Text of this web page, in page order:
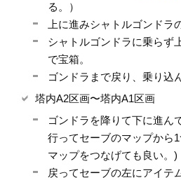
る。）
上に進みシャトルゴンドラ
シャトルゴンドラに乗らず
で宝箱。
ゴンドラまで戻り、乗り込
塔内A2区画〜塔内A1区画
ゴンドラを降りて下に進ん
行ってセーブのマップから
マップをつなげても良い。)
戻ってセーブの左にアイテム